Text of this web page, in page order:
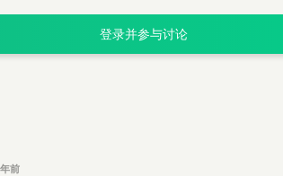
登录并参与讨论
前